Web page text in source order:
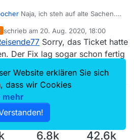
Naja, ich steh auf alte Sachen.
ohne Datum hat, wird es
richtige Sendung rauszufischen.
mal ein Ticket angelegt: #529
schrieb am 20. Aug. 2020, 18:00
zuletzt editiert von
Sorry, das Ticket hatte
Der Fix lag sogar schon fertig
6.8k 42.6k
Website erklären Sie sich
dass wir Cookies
mehr